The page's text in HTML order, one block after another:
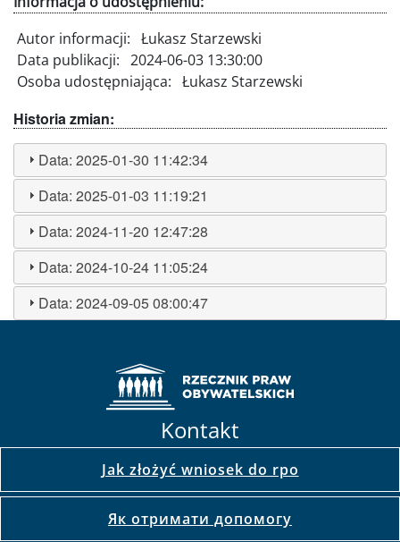
Autor informacji: Łukasz Starzewski
Data publikacji: 2024-06-03 13:30:00
Osoba udostępniająca: Łukasz Starzewski
Historia zmian:
Data:2025-01-30 11:42:34
Data:2025-01-03 11:19:21
Data:2024-11-20 12:47:28
Data:2024-10-24 11:05:24
Data:2024-09-05 08:00:47
Kontakt
Jak złożyć wniosek do rpo
Як отримати допомогу